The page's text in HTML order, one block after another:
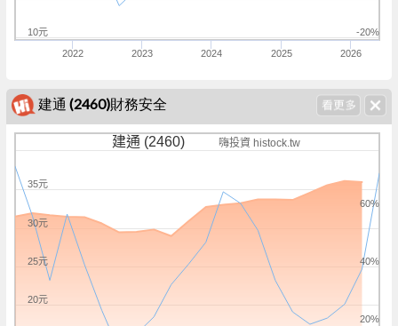
2022 2023 2024 2025 2026
-20%
10元
建通 (2460)財務安全
建通 (2460) 嗨投資 histock.tw
20%
40%
60%
20元
25元
30元
35元